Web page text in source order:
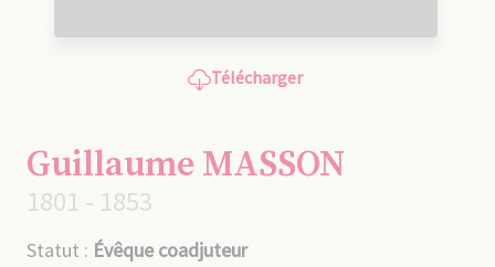
Télécharger
Guillaume MASSON
1801 - 1853
Statut : Évêque coadjuteur